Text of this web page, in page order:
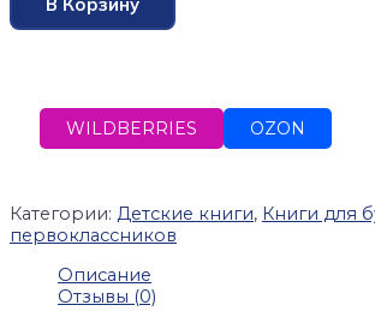
WILDBERRIES OZON
Категории: Детские книги, Книги для
первоклассников
Описание
Отзывы (0)